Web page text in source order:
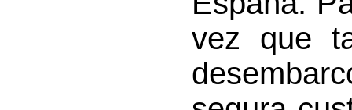
vez que